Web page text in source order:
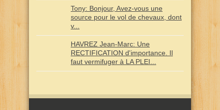
Tony: Bonjour, Avez-vous une
source pour le vol de chevaux, dont
v...
HAVREZ Jean-Marc: Une
RECTIFICATION d'importance. Il
faut vermifuger à LA PLEI...